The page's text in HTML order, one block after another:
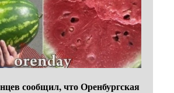
сообщил, что Оренбургская